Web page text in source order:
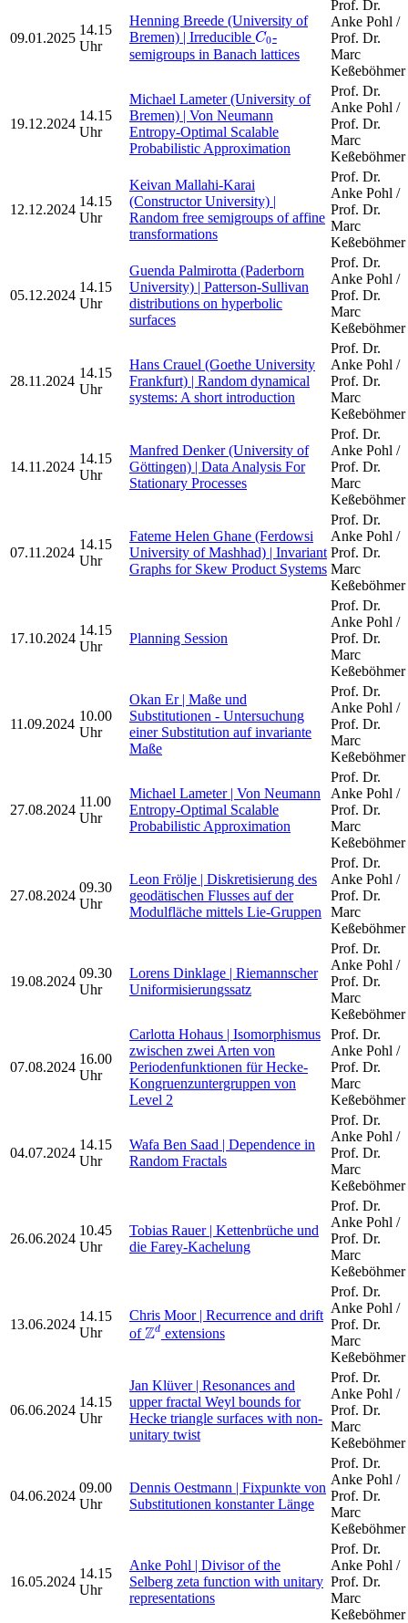
09.01.2025
14.15
Uhr
Henning Breede (University of
Bremen) | Irreducible C0
C0-
semigroups in Banach lattices
Prof. Dr.
Anke Pohl /
Prof. Dr.
Marc
Keßeböhmer
19.12.2024
14.15
Uhr
Michael Lameter (University of
Bremen) | Von Neumann
Entropy-Optimal Scalable
Probabilistic Approximation
Prof. Dr.
Anke Pohl /
Prof. Dr.
Marc
Keßeböhmer
12.12.2024
14.15
Uhr
Keivan Mallahi-Karai
(Constructor University) |
Random free semigroups of affine
transformations
Prof. Dr.
Anke Pohl /
Prof. Dr.
Marc
Keßeböhmer
05.12.2024
14.15
Uhr
Guenda Palmirotta (Paderborn
University) | Patterson-Sullivan
distributions on hyperbolic
surfaces
Prof. Dr.
Anke Pohl /
Prof. Dr.
Marc
Keßeböhmer
28.11.2024
14.15
Uhr
Hans Crauel (Goethe University
Frankfurt) | Random dynamical
systems: A short introduction
Prof. Dr.
Anke Pohl /
Prof. Dr.
Marc
Keßeböhmer
14.11.2024
14.15
Uhr
Manfred Denker (University of
Göttingen) | Data Analysis For
Stationary Processes
Prof. Dr.
Anke Pohl /
Prof. Dr.
Marc
Keßeböhmer
07.11.2024
14.15
Uhr
Fateme Helen Ghane (Ferdowsi
University of Mashhad) | Invariant
Graphs for Skew Product Systems
Prof. Dr.
Anke Pohl /
Prof. Dr.
Marc
Keßeböhmer
17.10.2024
14.15
Uhr
Planning Session
Prof. Dr.
Anke Pohl /
Prof. Dr.
Marc
Keßeböhmer
11.09.2024
10.00
Uhr
Okan Er | Maße und
Substitutionen - Untersuchung
einer Substitution auf invariante
Maße
Prof. Dr.
Anke Pohl /
Prof. Dr.
Marc
Keßeböhmer
27.08.2024
11.00
Uhr
Michael Lameter | Von Neumann
Entropy-Optimal Scalable
Probabilistic Approximation
Prof. Dr.
Anke Pohl /
Prof. Dr.
Marc
Keßeböhmer
27.08.2024
09.30
Uhr
Leon Frölje | Diskretisierung des
geodätischen Flusses auf der
Modulfläche mittels Lie-Gruppen
Prof. Dr.
Anke Pohl /
Prof. Dr.
Marc
Keßeböhmer
19.08.2024
09.30
Uhr
Lorens Dinklage | Riemannscher
Uniformisierungssatz
Prof. Dr.
Anke Pohl /
Prof. Dr.
Marc
Keßeböhmer
07.08.2024
16.00
Uhr
Carlotta Hohaus | Isomorphismus
zwischen zwei Arten von
Periodenfunktionen für Hecke-
Kongruenzuntergruppen von
Level 2
Prof. Dr.
Anke Pohl /
Prof. Dr.
Marc
Keßeböhmer
04.07.2024
14.15
Uhr
Wafa Ben Saad | Dependence in
Random Fractals
Prof. Dr.
Anke Pohl /
Prof. Dr.
Marc
Keßeböhmer
26.06.2024
10.45
Uhr
Tobias Rauer | Kettenbrüche und
die Farey-Kachelung
Prof. Dr.
Anke Pohl /
Prof. Dr.
Marc
Keßeböhmer
13.06.2024
14.15
Uhr
Chris Moor | Recurrence and drift
ofZd
Zd
extensions
Prof. Dr.
Anke Pohl /
Prof. Dr.
Marc
Keßeböhmer
06.06.2024
14.15
Uhr
Jan Klüver | Resonances and
upper fractal Weyl bounds for
Hecke triangle surfaces with non-
unitary twist
Prof. Dr.
Anke Pohl /
Prof. Dr.
Marc
Keßeböhmer
04.06.2024
09.00
Uhr
Dennis Oestmann | Fixpunkte von
Substitutionen konstanter Länge
Prof. Dr.
Anke Pohl /
Prof. Dr.
Marc
Keßeböhmer
16.05.2024
14.15
Uhr
Anke Pohl | Divisor of the
Selberg zeta function with unitary
representations
Prof. Dr.
Anke Pohl /
Prof. Dr.
Marc
Keßeböhmer